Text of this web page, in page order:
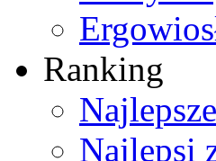
Ranking
Najlepsi